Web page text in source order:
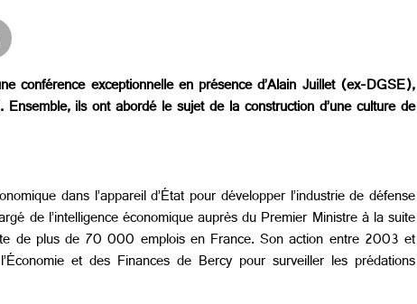
exceptionnelle en présence d’Alain Juillet (ex-DGSE),
Ensemble, ils ont abordé le sujet de la construction d’une culture de
dans l’appareil d’État pour développer l’industrie de défense
de l’intelligence économique auprès du Premier Ministre à la suite
de plus de 70 000 emplois en France. Son action entre 2003 et
et des Finances de Bercy pour surveiller les prédations